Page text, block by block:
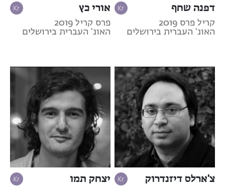
דפנה שחף
קריל פרס 2019
האונ' העברית בירושלים
אורי כץ
פרס קריל 2019
האונ' העברית בירושלים
צ'ארלס דיזנדרוק יצחק תמו